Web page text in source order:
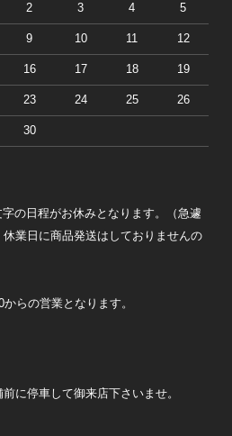
2 3 4 5
9 10 11 12
16 17 18 19
23 24 25 26
30
の日程がお休みとなります。（急遽
業日に商品発送はしておりませんの
らの営業となります。
に停車して御来店下さいませ。